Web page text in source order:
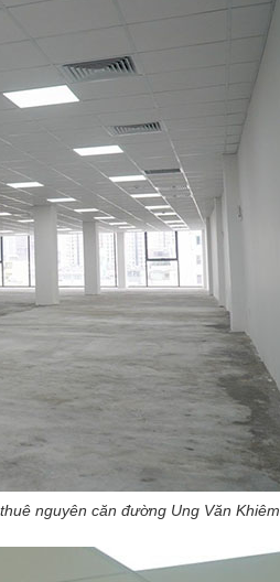
nguyên căn đường Ung Văn Khiêm